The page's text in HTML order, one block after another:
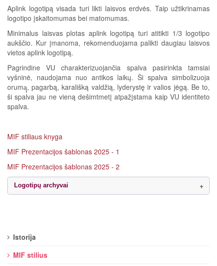
Aplink logotipą visada turi likti laisvos erdvės. Taip užtikrinamas
logotipo įskaitomumas bei matomumas.
Minimalus laisvas plotas aplink logotipą turi atitikti 1/3 logotipo
aukščio. Kur įmanoma, rekomenduojama palikti daugiau laisvos
vietos aplink logotipą.
Pagrindine VU charakterizuojančia spalva pasirinkta tamsiai
vyšninė, naudojama nuo antikos laikų. Ši spalva simbolizuoja
orumą̨, pagarbą, karališką valdžią, lyderystę ir valios jėgą. Be to,
ši spalva jau ne vieną dešimtmetį atpažįstama kaip VU identiteto
spalva.
MIF stiliaus knyga
MIF Prezentacijos šablonas 2025 - 1
MIF Prezentacijos šablonas 2025 - 2
Logotipų archyvai
Istorija
MIF stilius